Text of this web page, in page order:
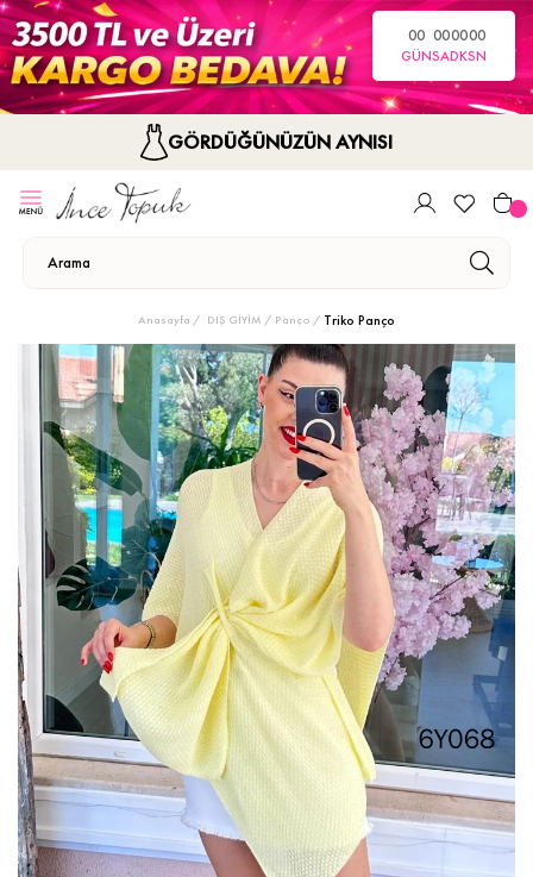
00
GÜN
00
SA
00
DK
00
SN
GÖRDÜĞÜNÜZÜN AYNISI
Anasayfa DIŞ GİYİM Panço Triko Panço